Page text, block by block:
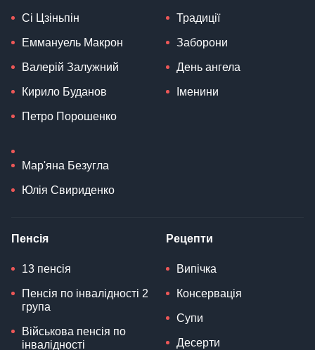
Сі Цзіньпін
Еммануель Макрон
Валерій Залужний
Кирило Буданов
Петро Порошенко
Мар'яна Безугла
Юлія Свириденко
Традиції
Заборони
День ангела
Іменини
Пенсія
13 пенсія
Пенсія по інвалідності 2
група
Військова пенсія по
інвалідності
Рецепти
Випічка
Консервація
Супи
Десерти